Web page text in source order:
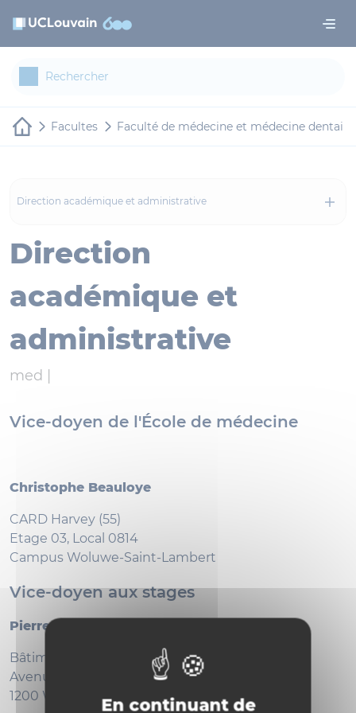
En continuant de
Facultes Faculté de médecine et médecine dentaire
Direction académique et administrative
Direction
académique et
administrative
med |
Vice-doyen de l'École de médecine
Christophe Beauloye
CARD Harvey (55)
Etage 03, Local 0814
Campus Woluwe-Saint-Lambert
Vice-doyen aux stages
Pierre Bulpa
Bâtiment Cliniques St-Luc
Avenue Hippocrate 10/B2
1200 Woluwe-Saint-Lambert